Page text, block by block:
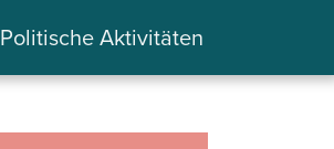
Politische Aktivitäten